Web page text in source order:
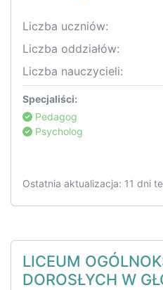
Liczba uczniów:
Liczba oddziałów:
Liczba nauczycieli:
Specjaliści:
Pedagog
Psycholog
Ostatnia aktualizacja: 11 dni
LICEUM
DOROSŁYCH W